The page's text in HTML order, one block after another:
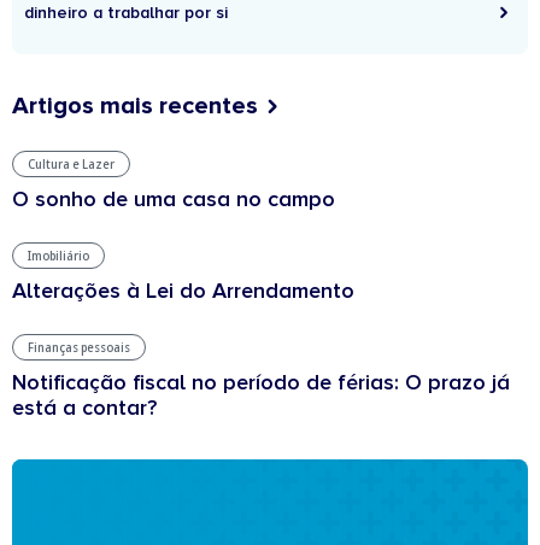
dinheiro a trabalhar por si
Artigos mais recentes
Cultura e Lazer
O sonho de uma casa no campo
Imobiliário
Alterações à Lei do Arrendamento
Finanças pessoais
Notificação fiscal no período de férias: O prazo já
está a contar?